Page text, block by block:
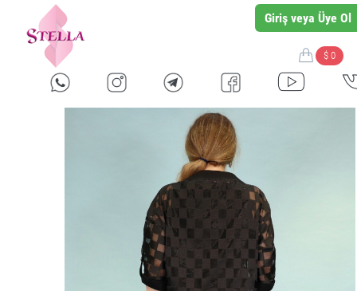
Giriş veya Üye Ol
$ 0